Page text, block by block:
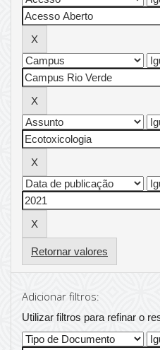
Retornar valores
Adicionar filtros:
Utilizar filtros para refinar o